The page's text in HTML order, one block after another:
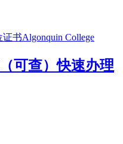
可查）快速办理